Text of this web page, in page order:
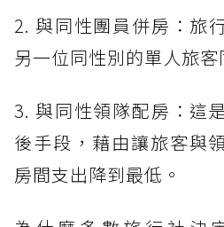
2. 與同性團員併房：旅
另一位同性別的單人旅客
3. 與同性領隊配房：這
後手段，藉由讓旅客與
房間支出降到最低。